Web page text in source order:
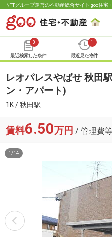
NTTグループ運営の不動産総合サイト goo住宅
0
最近検索した条件
1
最近見た物件
レオパレスやばせ 秋田
ン・アパート)
1K / 秋田駅
賃料6.50万円 / 管理費
1 /14